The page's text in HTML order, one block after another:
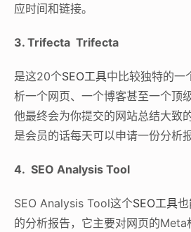
应时间和链接。
3. Trifecta Trifecta
是这20个SEO工具中比较独特的一
析一个网页、一个博客甚至一个顶
他最终会为你提交的网站总结大致
是会员的话每天可以申请一份分析
4. SEO Analysis Tool
SEO Analysis Tool这个SEO工具
的分析报告，它主要对网页的Meta